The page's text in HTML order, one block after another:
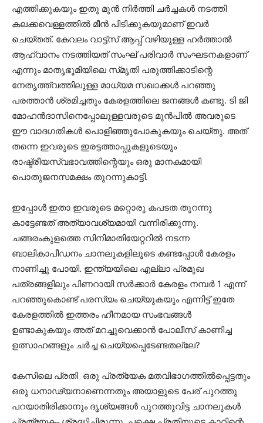
എത്തിക്കുകയും ഇതു മുന്‍ നിര്‍ത്തി ചർച്ചകൾ നടത്തി
കലക്കവെള്ളത്തിൽ മീൻ പിടിക്കുകയുമാണ് ഇവർ
ചെയ്തത്. കേവലം വാട്ട്സ് ആപ്പ് വഴിയുള്ള ഹർത്താൽ
ആഹ്വാനം നടത്തിയത് സംഘ് പരിവാർ സംഘടനകളാണ്
എന്നും മാതൃഭൂമിയിലെ സ്‌മൃതി പരുത്തിക്കാടിന്റെ
നേതൃത്ത്വത്തിലുള്ള മാധ്യമ സഖാക്കൾ പറഞ്ഞു
പരത്താൻ ശ്രമിച്ചതും കേരളത്തിലെ ജനങ്ങൾ കണ്ടു. ടി ജി
മോഹൻദാസിനെപ്പോലുള്ളവരുടെ മുൻപിൽ അവരുടെ
ഈ വാദഗതികൾ പൊളിഞ്ഞുപോകുകയും ചെയ്തു. അത്
തന്നെ ഇവരുടെ ഇരട്ടത്താപ്പുകളുടെയും
രാഷ്ട്രീയസ്വഭാവത്തിന്റെയും ഒരു മാനകമായി
പൊതുജനസമക്ഷം തുറന്നുകാട്ടി.
ഇപ്പോൾ ഇതാ ഇവരുടെ മറ്റൊരു കപടത തുറന്നു
കാട്ടേണ്ടത് അത്യാവശ്യമായി വന്നിരിക്കുന്നു.
ചങ്ങരംകുളത്തെ സിനിമാതിയേറ്ററിൽ നടന്ന
ബാലികാപീഡനം ചാനലുകളിലൂടെ കണ്ടപ്പോൾ കേരളം
നാണിച്ചു പോയി. ഇന്ത്യയിലെ എല്ലാ പ്രമുഖ
പത്രങ്ങളിലും പിണറായി സർക്കാർ കേരളം നമ്പർ 1 എന്ന്
പറഞ്ഞുകൊണ്ട് പരസ്യം ചെയ്യുകയും എന്നിട്ട് ഇതേ
കേരളത്തിൽ ഇത്തരം ഹീനമായ സംഭവങ്ങൾ
ഉണ്ടാകുകയും അത് മറച്ചുവെക്കാൻ പോലീസ് കാണിച്ച
ഉത്സാഹങ്ങളും ചർച്ച ചെയ്യപ്പെടേണ്ടതല്ലേ?
കേസിലെ പ്രതി ഒരു പ്രത്യേക മതവിഭാഗത്തില്‍പ്പെട്ടതും
ഒരു ധനാഢ്യനാണെന്നതും അയാളുടെ പേര് പുറത്തു
പറയാതിരിക്കാനും ദൃശ്യങ്ങൾ പുറത്തുവിട്ട ചാനലുകൾ